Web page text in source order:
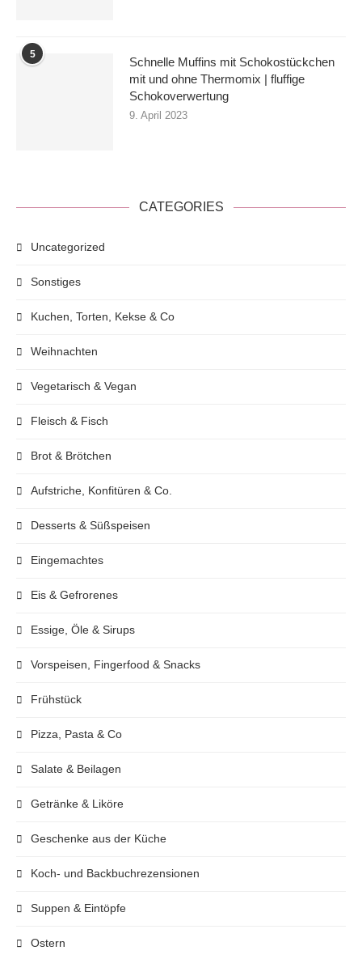
5
Schnelle Muffins mit Schokostückchen
mit und ohne Thermomix | fluffige
Schokoverwertung
9. April 2023
CATEGORIES
Uncategorized
Sonstiges
Kuchen, Torten, Kekse & Co
Weihnachten
Vegetarisch & Vegan
Fleisch & Fisch
Brot & Brötchen
Aufstriche, Konfitüren & Co.
Desserts & Süßspeisen
Eingemachtes
Eis & Gefrorenes
Essige, Öle & Sirups
Vorspeisen, Fingerfood & Snacks
Frühstück
Pizza, Pasta & Co
Salate & Beilagen
Getränke & Liköre
Geschenke aus der Küche
Koch- und Backbuchrezensionen
Suppen & Eintöpfe
Ostern